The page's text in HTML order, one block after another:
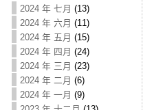
2024 年 七月 (13)
2024 年 六月 (11)
2024 年 五月 (15)
2024 年 四月 (24)
2024 年 三月 (23)
2024 年 二月 (6)
2024 年 一月 (9)